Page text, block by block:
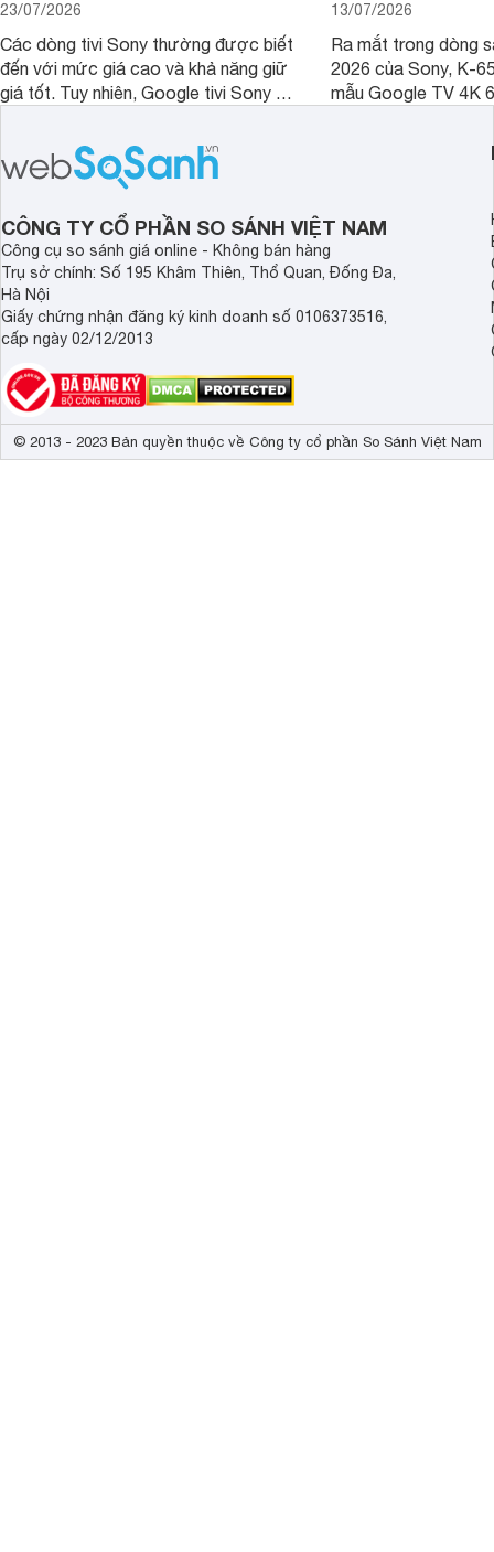
23/07/2026
Các dòng tivi Sony thường được biết
đến với mức giá cao và khả năng giữ
giá tốt. Tuy nhiên, Google tivi Sony 55
hợp đáng chú ý khi có mức giá dễ
tiếp cận hơn dù mới ra mắt trong năm
13/07/2026
Ra mắt trong dòng
2026 của Sony, K-
mẫu Google TV 4K
tảng Google TV
nghệ hỗ trợ nâng
CÔNG TY CỔ PHẦN SO SÁNH VIỆT NAM
Công cụ so sánh giá online - Không bán hàng
Trụ sở chính: Số 195 Khâm Thiên, Thổ Quan, Đống Đa,
Hà Nội
Giấy chứng nhận đăng ký kinh doanh số 0106373516,
cấp ngày 02/12/2013
© 2013 - 2023 Bản quyền thuộc về Công ty cổ phần So Sánh Việt Nam